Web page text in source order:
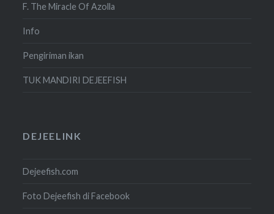
F. The Miracle Of Azolla
Info
Pengiriman ikan
TUK MANDIRI DEJEEFISH
DEJEELINK
Dejeefish.com
Foto Dejeefish di Facebook